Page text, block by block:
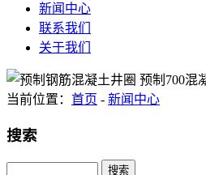
新闻中心
联系我们
关于我们
当前位置： 首页 - 新闻中心
搜索
Search